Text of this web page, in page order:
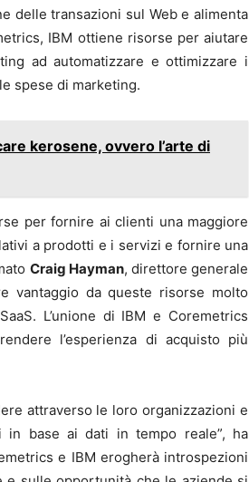
delle transazioni sul Web e alimenta
IBM ottiene risorse per aiutare
ad automatizzare e ottimizzare i
spese di marketing.
kerosene, ovvero l’arte di
per fornire ai clienti una maggiore
a prodotti e i servizi e fornire una
Craig Hayman, direttore generale
vantaggio da queste risorse molto
L’unione di IBM e Coremetrics
l’esperienza di acquisto più
attraverso le loro organizzazioni e
in base ai dati in tempo reale”, ha
e IBM erogherà introspezioni